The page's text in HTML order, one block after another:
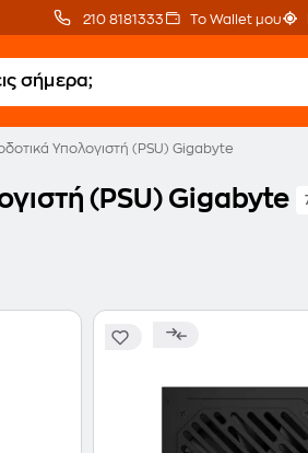
210 8181333 Το Wallet μου
Υπολογιστή (PSU) Gigabyte
(PSU) Gigabyte